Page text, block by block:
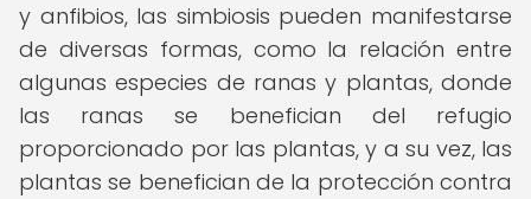
y anfibios, las simbiosis pueden manifestarse
de diversas formas, como la relación entre
algunas especies de ranas y plantas, donde
las ranas se benefician del refugio
proporcionado por las plantas, y a su vez, las
plantas se benefician de la protección contra